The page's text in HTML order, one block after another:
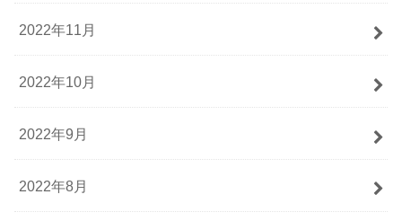
2022年11月
2022年10月
2022年9月
2022年8月